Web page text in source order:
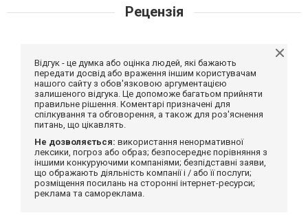
Рецензія
Відгук - це думка або оцінка людей, які бажають
передати досвід або враження іншим користувачам
нашого сайту з обов'язковою аргументацією
залишеного відгука. Це допоможе багатьом прийняти
правильне рішення. Коментарі призначені для
спілкування та обговорення, а також для роз'яснення
питань, що цікавлять.
Не дозволяється: використання ненормативної
лексики, погроз або образ; безпосереднє порівняння з
іншими конкуруючими компаніями; безпідставні заяви,
що ображають діяльність компанії і / або її послуги;
розміщення посилань на сторонні інтернет-ресурси;
реклама та самореклама.